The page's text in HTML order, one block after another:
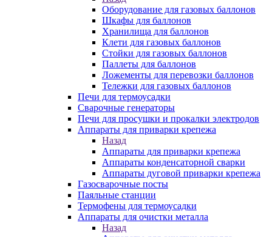
Оборудование для газовых баллонов
Шкафы для баллонов
Хранилища для баллонов
Клети для газовых баллонов
Стойки для газовых баллонов
Паллеты для баллонов
Ложементы для перевозки баллонов
Тележки для газовых баллонов
Печи для термоусадки
Сварочные генераторы
Печи для просушки и прокалки электродов
Аппараты для приварки крепежа
Назад
Аппараты для приварки крепежа
Аппараты конденсаторной сварки
Аппараты дуговой приварки крепежа
Газосварочные посты
Паяльные станции
Термофены для термоусадки
Аппараты для очистки металла
Назад